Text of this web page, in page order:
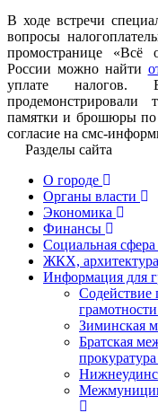
В ходе встречи
вопросы
промостранице
России можно найти
уплате налогов.
продемонстрировали
памятки и брошюры по
согласие на смс-
Разделы сайта
О городе
Органы власти
Экономика
Финансы
Социальная сфера
ЖКХ, архитектура
Информация для
Зиминская
Братская
прокуратура